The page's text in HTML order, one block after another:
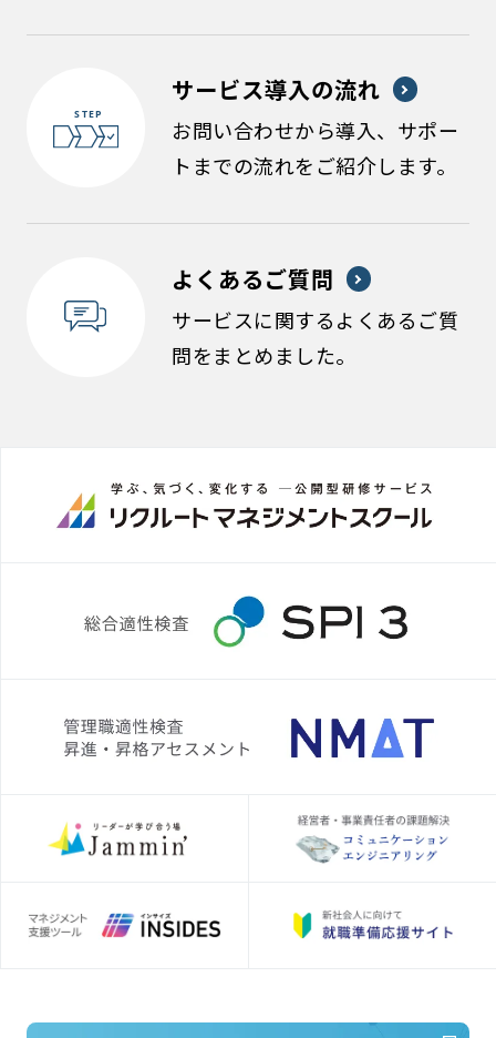
サービス導入の流れ
お問い合わせから導入、サポー
トまでの流れをご紹介します。
よくあるご質問
サービスに関するよくあるご質
問をまとめました。